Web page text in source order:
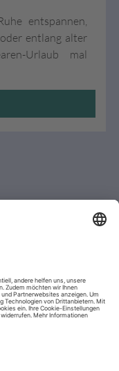
entspannen,
entlang alter
Urlaub mal